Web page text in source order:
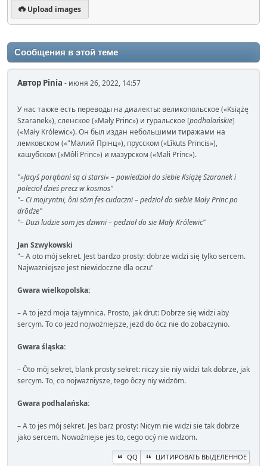
Upload images
Сообщения в этой теме
Автор Pinia - июня 26, 2022, 14:57
У нас также есть переводы на диалекты: великопольское («Książę
Szaranek»), сленское («Mały Princ») и гуральское [podhalańskie]
(«Mały Królewic»). Он был издан небольшими тиражами на
лемковском («"Малий Прінц»), прусском («Līkuts Princis»),
кашубском («Môłí Princ») и мазурском («Małi Princ»).
"»Jacyś porąbani są ci starsi« – powiedzioł do siebie Książę Szaranek i
polecioł dzieś precz w kosmos"
"– Ci mojryntni, ôni sōm fes cudaczni – pedzioł do siebie Mały Princ po
drōdze"
"– Duzi ludzie som jes dziwni – pedzioł do sie Mały Królewic"
Jan Szwykowski
"– A oto mój sekret. Jest bardzo prosty: dobrze widzi się tylko sercem.
Najważniejsze jest niewidoczne dla oczu"
Gwara wielkopolska:
– A to jezd moja tajymnica. Prosto, jak drut: Dobrze się widzi aby
sercym. To co jezd nojwożniejsze, jezd do ócz nie do zobaczynio.
Gwara śląska:
– Ôto mōj sekret, blank prosty sekret: niczy sie niy widzi tak dobrze, jak
sercym. To, co nojważniysze, tego ôczy niy widzōm.
Gwara podhalańska:
– A to jes mój sekret. Jes barz prosty: Nicym nie widzi sie tak dobrze
jako sercem. Nowoźniejse jes to, cego ocý nie widzom.
QQ ЦИТИРОВАТЬ ВЫДЕЛЕННОЕ